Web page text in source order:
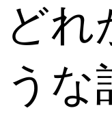
どれ
うな